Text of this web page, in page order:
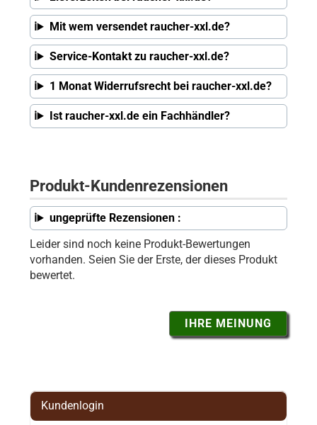
Mit wem versendet raucher-xxl.de?
Service-Kontakt zu raucher-xxl.de?
1 Monat Widerrufsrecht bei raucher-xxl.de?
Ist raucher-xxl.de ein Fachhändler?
Produkt-Kundenrezensionen
ungeprüfte Rezensionen :
Leider sind noch keine Produkt-Bewertungen
vorhanden. Seien Sie der Erste, der dieses Produkt
bewertet.
IHRE MEINUNG
Kundenlogin